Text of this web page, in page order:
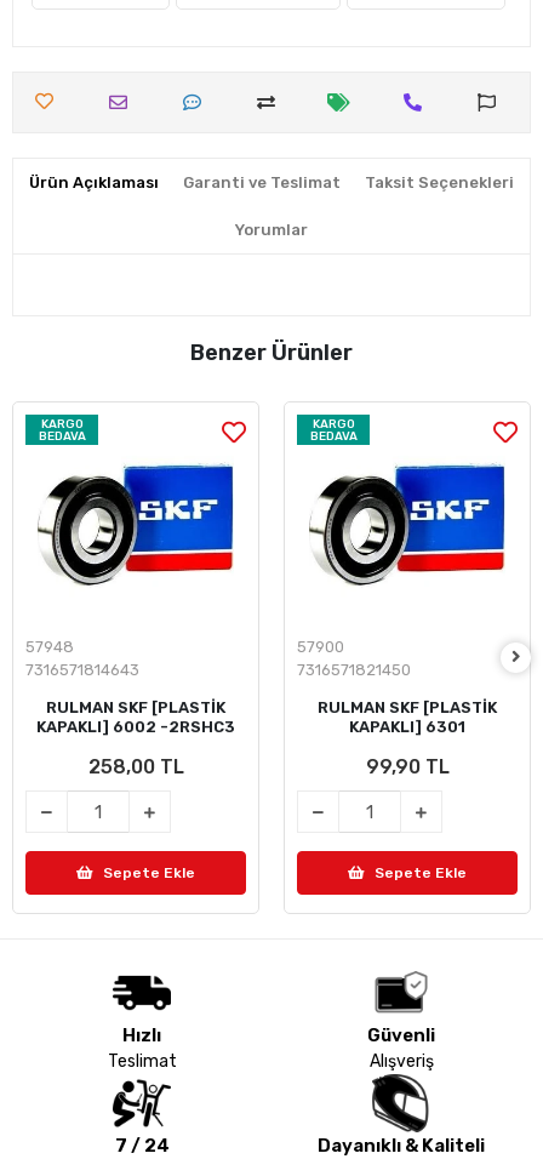
Ürün Açıklaması Garanti ve Teslimat Taksit Seçenekleri
Yorumlar
Benzer Ürünler
KARGO
BEDAVA
57948
7316571814643
RULMAN SKF [PLASTİK
KAPAKLI] 6002 -2RSHC3
258,00 TL
Sepete Ekle
KARGO
BEDAVA
57900
7316571821450
RULMAN SKF [PLASTİK
KAPAKLI] 6301
99,90 TL
Sepete Ekle
Hızlı
Teslimat
Güvenli
Alışveriş
7 / 24 Dayanıklı & Kaliteli